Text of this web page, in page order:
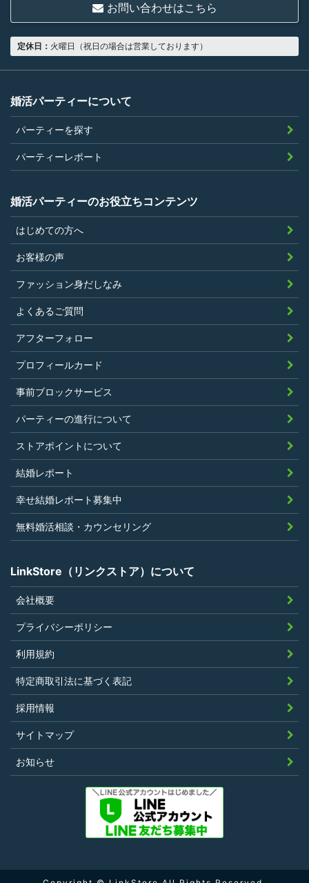
お問い合わせはこちら
定休日： 火曜日（祝日の場合は営業しております）
婚活パーティーについて
パーティーを探す
パーティーレポート
婚活パーティーのお役立ちコンテンツ
はじめての方へ
お客様の声
ファッション身だしなみ
よくあるご質問
アフターフォロー
プロフィールカード
事前ブロックサービス
パーティーの進行について
ストアポイントについて
結婚レポート
幸せ結婚レポート募集中
無料婚活相談・カウンセリング
LinkStore（リンクストア）について
会社概要
プライバシーポリシー
利用規約
特定商取引法に基づく表記
採用情報
サイトマップ
お知らせ